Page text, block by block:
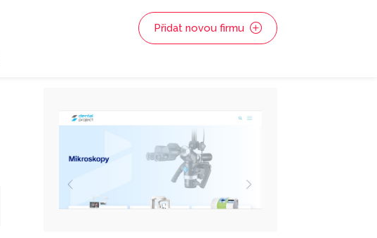
Přidat novou firmu